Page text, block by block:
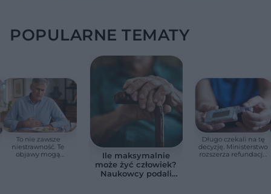
POPULARNE TEMATY
To nie zawsze
niestrawność. Te
objawy mogą
Ile maksymalnie
może żyć człowiek?
Naukowcy podali
Długo czekali na tę
decyzję. Ministerstwo
rozszerza refundację